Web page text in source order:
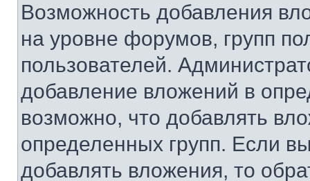
Возможность добавления
на уровне форумов, групп
пользователей.
добавление вложений в
возможно, что добавлять
определенных групп. Если
добавлять вложения, то